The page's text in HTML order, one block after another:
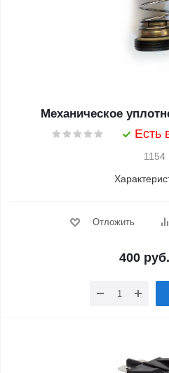
Механическое
Есть
1154
Отложить
400 руб.